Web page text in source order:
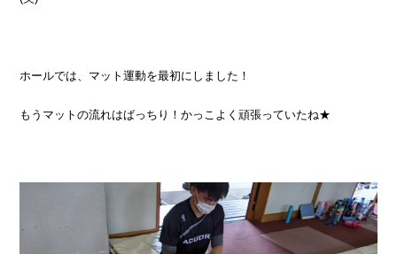
ホールでは、マット運動を最初にしました！
もうマットの流れはばっちり！かっこよく頑張っていたね★